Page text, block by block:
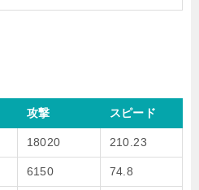
攻撃 スピード
18020 210.23
6150 74.8